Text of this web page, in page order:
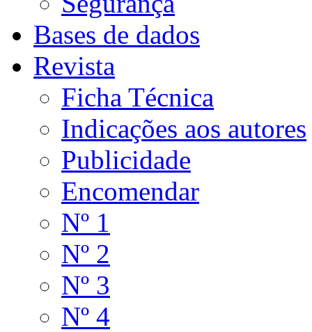
Bases de dados
Revista
Ficha Técnica
Indicações aos autores
Publicidade
Encomendar
Nº 1
Nº 2
Nº 3
Nº 4